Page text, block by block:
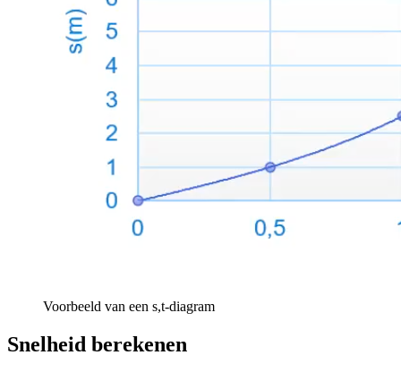
Voorbeeld van een s,t-diagram
Snelheid berekenen